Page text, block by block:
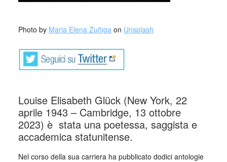
Photo by Maria Elena Zuñigaon Unsplash
Louise Elisabeth Glück (New York, 22
aprile 1943 – Cambridge, 13 ottobre
2023) è stata una poetessa, saggista e
accademica statunitense.
Nel corso della sua carriera ha pubblicato dodici antologie